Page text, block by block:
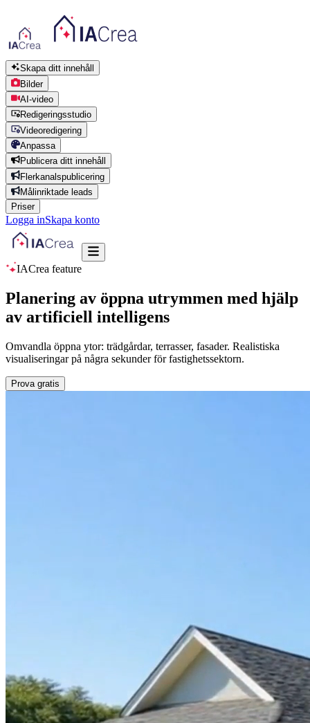
Skapa ditt innehåll
Bilder
AI-video
Redigeringsstudio
Videoredigering
Anpassa
Publicera ditt innehåll
Flerkanalspublicering
Målinriktade leads
Priser
Logga inSkapa konto
IACrea feature
Planering av öppna utrymmen med hjälp
av artificiell intelligens
Omvandla öppna ytor: trädgårdar, terrasser, fasader. Realistiska
visualiseringar på några sekunder för fastighetssektorn.
Prova gratis